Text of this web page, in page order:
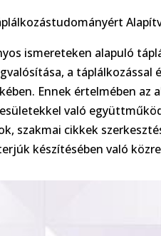
ismereteken alapuló
a táplálkozással
Ennek értelmében az
való
szakmai cikkek
készítésében való